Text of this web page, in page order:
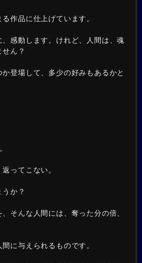
作品に仕上げています。
感動します。けれど、人間は、魂
ん？
登場して、多少の好みもあるかと
ってこない。
か？
そんな人間には、奪った分の倍、
に与えられるものです。